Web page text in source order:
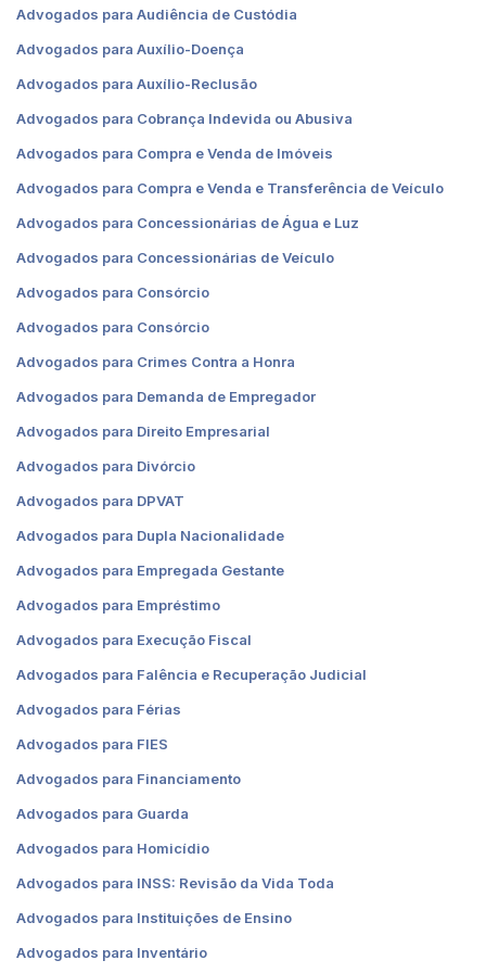
Advogados para Audiência de Custódia
Advogados para Auxílio-Doença
Advogados para Auxílio-Reclusão
Advogados para Cobrança Indevida ou Abusiva
Advogados para Compra e Venda de Imóveis
Advogados para Compra e Venda e Transferência de Veículo
Advogados para Concessionárias de Água e Luz
Advogados para Concessionárias de Veículo
Advogados para Consórcio
Advogados para Consórcio
Advogados para Crimes Contra a Honra
Advogados para Demanda de Empregador
Advogados para Direito Empresarial
Advogados para Divórcio
Advogados para DPVAT
Advogados para Dupla Nacionalidade
Advogados para Empregada Gestante
Advogados para Empréstimo
Advogados para Execução Fiscal
Advogados para Falência e Recuperação Judicial
Advogados para Férias
Advogados para FIES
Advogados para Financiamento
Advogados para Guarda
Advogados para Homicídio
Advogados para INSS: Revisão da Vida Toda
Advogados para Instituições de Ensino
Advogados para Inventário